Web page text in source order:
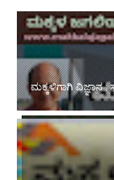
ಮಳೆಯ ವಿಶೇಷ
ಸಂಚಿಕೆ - 02